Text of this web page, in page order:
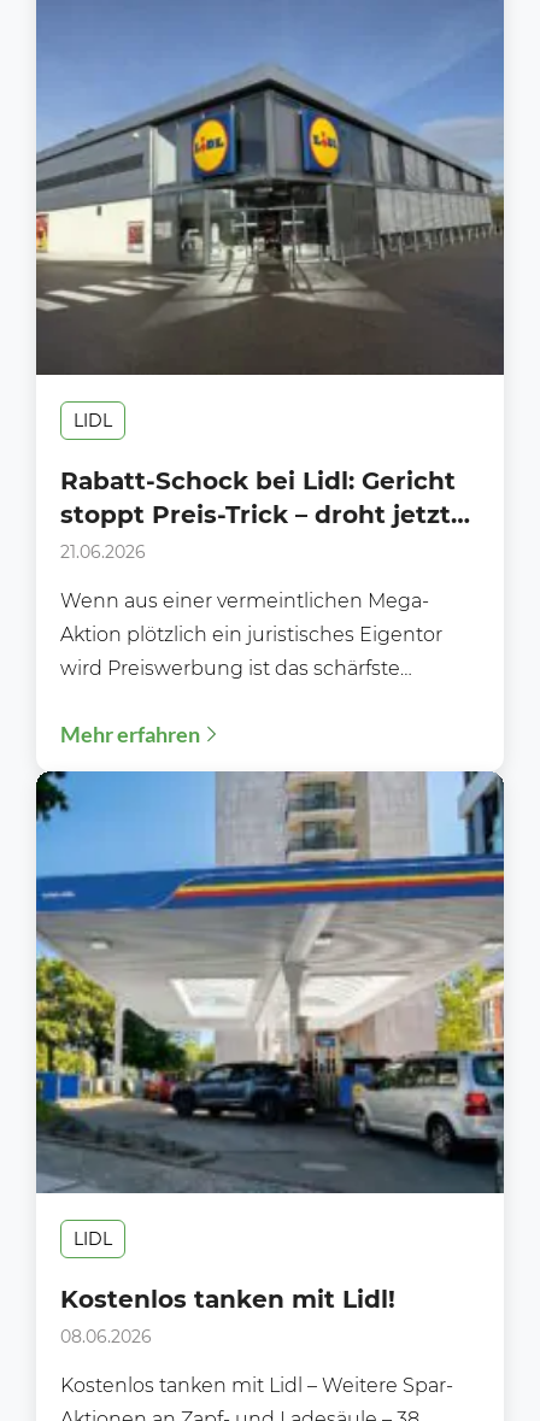
LIDL
Rabatt-Schock bei Lidl: Gericht
stoppt Preis-Trick – droht jetzt
der Werbe-Kahlschlag im
21.06.2026
Wenn aus einer vermeintlichen Mega-
Aktion plötzlich ein juristisches Eigentor
wird Preiswerbung ist das schärfste
Lebensmittelhandels. Kaum ein Prospekt
kommt...
Mehr erfahren
LIDL
Kostenlos tanken mit Lidl!
08.06.2026
Kostenlos tanken mit Lidl – Weitere Spar-